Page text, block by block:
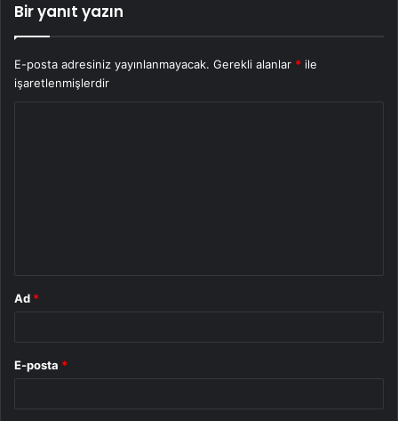
Bir yanıt yazın
E-posta adresiniz yayınlanmayacak. Gerekli alanlar * ile
işaretlenmişlerdir
Ad *
E-posta *